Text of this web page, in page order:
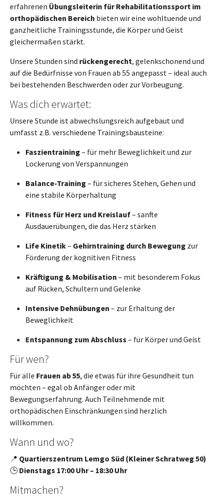
erfahrenen Übungsleiterin für Rehabilitationssport im
orthopädischen Bereich bieten wir eine wohltuende und
ganzheitliche Trainingsstunde, die Körper und Geist
gleichermaßen stärkt.
Unsere Stunden sind rückengerecht, gelenkschonend und
auf die Bedürfnisse von Frauen ab 55 angepasst – ideal auch
bei bestehenden Beschwerden oder zur Vorbeugung.
Was dich erwartet:
Unsere Stunde ist abwechslungsreich aufgebaut und
umfasst z.B. verschiedene Trainingsbausteine:
Faszientraining – für mehr Beweglichkeit und zur
Lockerung von Verspannungen
Balance-Training – für sicheres Stehen, Gehen und
eine stabile Körperhaltung
Fitness für Herz und Kreislauf– sanfte
Ausdauerübungen, die das Herz stärken
Life Kinetik– Gehirntraining durch Bewegung zur
Förderung der kognitiven Fitness
Kräftigung & Mobilisation – mit besonderem Fokus
auf Rücken, Schultern und Gelenke
Intensive Dehnübungen – zur Erhaltung der
Beweglichkeit
Entspannung zum Abschluss – für Körper und Geist
Für wen?
Für alle Frauen ab 55, die etwas für ihre Gesundheit tun
möchten – egal ob Anfänger oder mit
Bewegungserfahrung. Auch Teilnehmende mit
orthopädischen Einschränkungen sind herzlich
willkommen.
Wann und wo?
📍 Quartierszentrum Lemgo Süd (Kleiner Schratweg 50)
🕒 Dienstags 17:00 Uhr – 18:30 Uhr
Mitmachen?